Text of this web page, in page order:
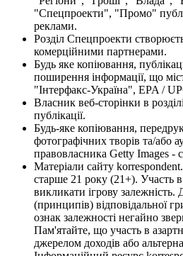
"Спецпроекти", "Промо"
реклами.
Розділ Спецпроекти
комерційними партнерами.
Будь яке копіювання,
поширення інформації, що
"Інтерфакс-Україна", EPA /
Власник веб-сторінки в
публікації.
Будь-яке копіювання,
фотографічних творів та/або
правовласника Getty Images -
Матеріали сайту
старше 21 року (21+). Участь
викликати ігрову
(принципів) відповідальної
ознак залежності негайно
Пам'ятайте, що участь в
джерелом доходів або